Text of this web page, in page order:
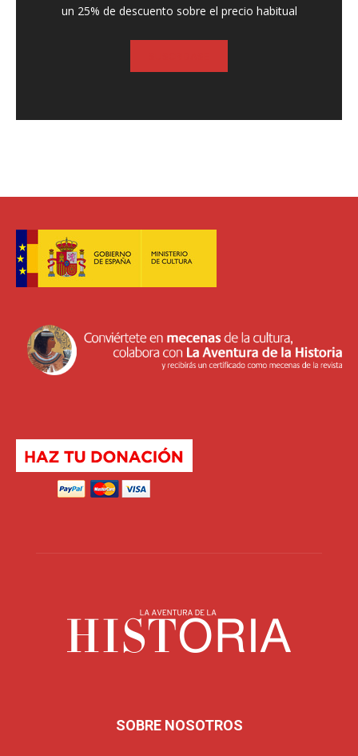
un 25% de descuento sobre el precio habitual
SOBRE NOSOTROS